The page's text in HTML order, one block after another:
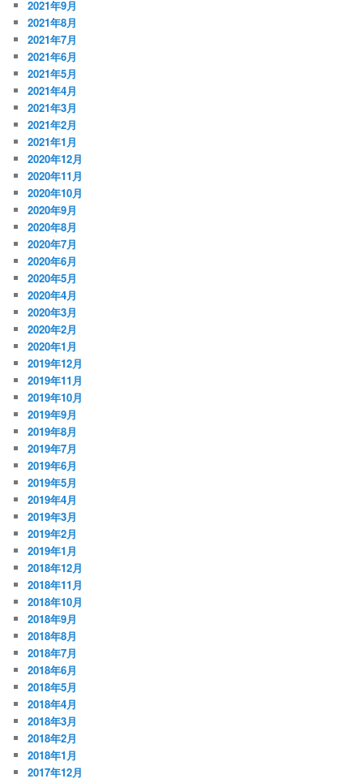
2021年9月
2021年8月
2021年7月
2021年6月
2021年5月
2021年4月
2021年3月
2021年2月
2021年1月
2020年12月
2020年11月
2020年10月
2020年9月
2020年8月
2020年7月
2020年6月
2020年5月
2020年4月
2020年3月
2020年2月
2020年1月
2019年12月
2019年11月
2019年10月
2019年9月
2019年8月
2019年7月
2019年6月
2019年5月
2019年4月
2019年3月
2019年2月
2019年1月
2018年12月
2018年11月
2018年10月
2018年9月
2018年8月
2018年7月
2018年6月
2018年5月
2018年4月
2018年3月
2018年2月
2018年1月
2017年12月